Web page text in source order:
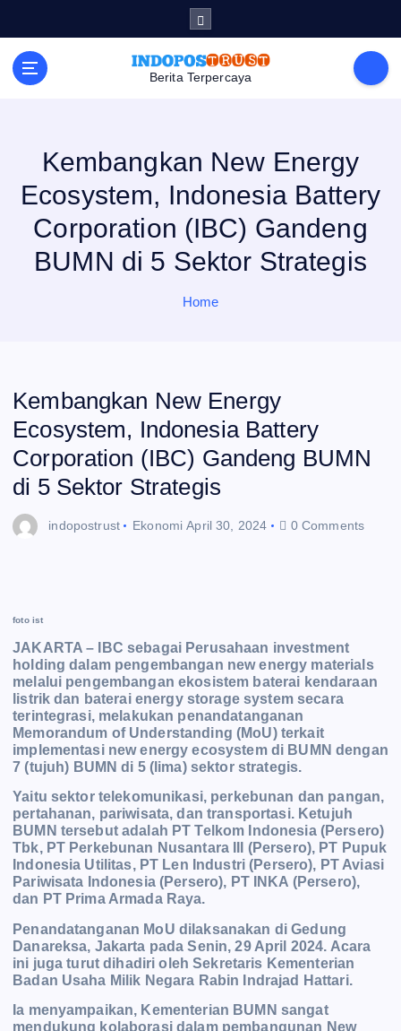
i
Berita Terpercaya
Kembangkan New Energy
Ecosystem, Indonesia Battery
Corporation (IBC) Gandeng
BUMN di 5 Sektor Strategis
Home
Kembangkan New Energy
Ecosystem, Indonesia Battery
Corporation (IBC) Gandeng BUMN
di 5 Sektor Strategis
indopostrust Ekonomi April 30, 2024 0 Comments
foto ist
JAKARTA – IBC sebagai Perusahaan investment
holding dalam pengembangan new energy materials
melalui pengembangan ekosistem baterai kendaraan
listrik dan baterai energy storage system secara
terintegrasi, melakukan penandatanganan
Memorandum of Understanding (MoU) terkait
implementasi new energy ecosystem di BUMN dengan
7 (tujuh) BUMN di 5 (lima) sektor strategis.
Yaitu sektor telekomunikasi, perkebunan dan pangan,
pertahanan, pariwisata, dan transportasi. Ketujuh
BUMN tersebut adalah PT Telkom Indonesia (Persero)
Tbk, PT Perkebunan Nusantara III (Persero), PT Pupuk
Indonesia Utilitas, PT Len Industri (Persero), PT Aviasi
Pariwisata Indonesia (Persero), PT INKA (Persero),
dan PT Prima Armada Raya.
Penandatanganan MoU dilaksanakan di Gedung
Danareksa, Jakarta pada Senin, 29 April 2024. Acara
ini juga turut dihadiri oleh Sekretaris Kementerian
Badan Usaha Milik Negara Rabin Indrajad Hattari.
Ia menyampaikan, Kementerian BUMN sangat
mendukung kolaborasi dalam pembangunan New